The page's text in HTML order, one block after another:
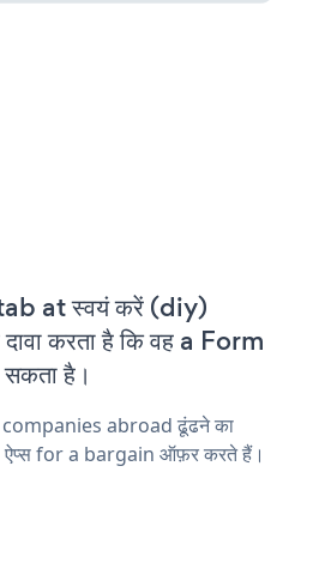
at स्वयं करें (diy)
करता है कि वह a Form
है।
companies abroad ढूंढने का
ऐप्स for a bargain ऑफ़र करते हैं।